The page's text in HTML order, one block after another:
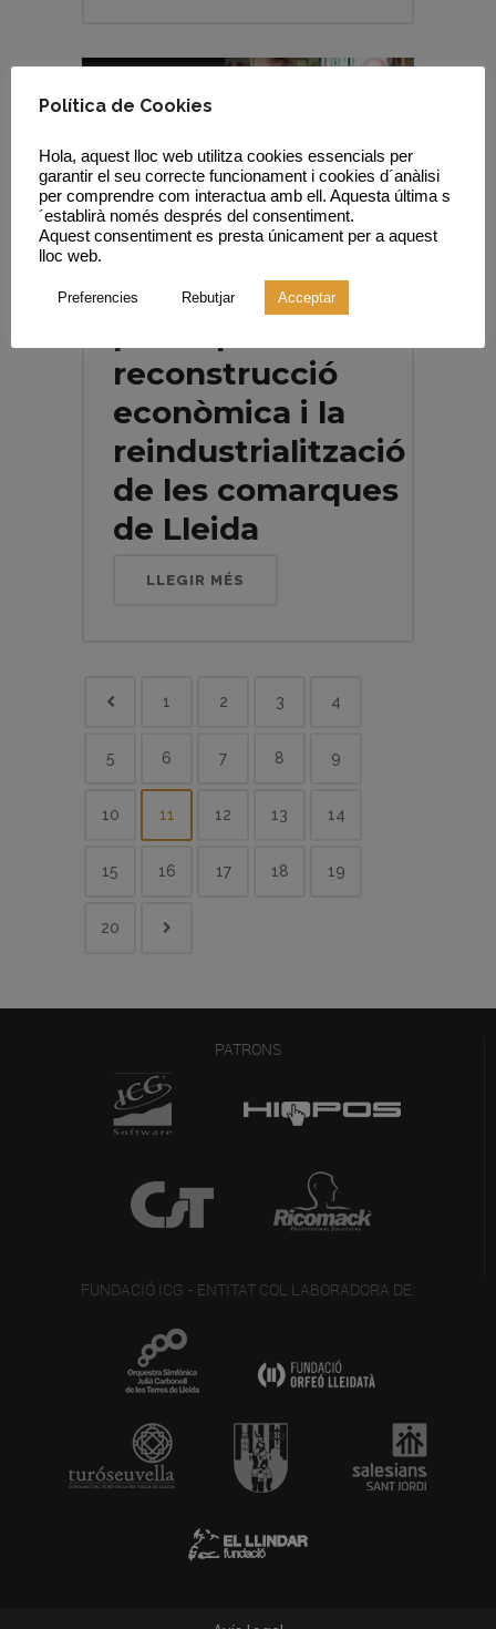
Creació d’un
Consorci público-
reconstrucció
econòmica i la
reindustrialització
de les comarques
de Lleida
LLEGIR MÉS
1 2 3 4
5 6 7 8 9
10 11 12 13 14
15 16 17 18 19
20
PATRONS
FUNDACIÓ ICG - ENTITAT COL·LABORADORA DE:
Política de Cookies
Hola, aquest lloc web utilitza cookies essencials per
garantir el seu correcte funcionament i cookies d´anàlisi
per comprendre com interactua amb ell. Aquesta última s
´establirà només després del consentiment.
Aquest consentiment es presta únicament per a aquest
lloc web.
Preferencies Rebutjar Acceptar